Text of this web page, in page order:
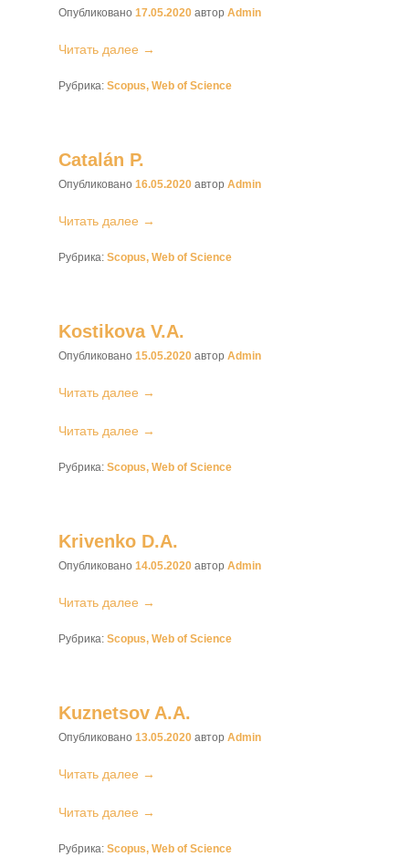
Опубликовано 17.05.2020 автор Admin
Читать далее →
Рубрика: Scopus, Web of Science
Catalán P.
Опубликовано 16.05.2020 автор Admin
Читать далее →
Рубрика: Scopus, Web of Science
Kostikova V.A.
Опубликовано 15.05.2020 автор Admin
Читать далее →
Читать далее →
Рубрика: Scopus, Web of Science
Krivenko D.A.
Опубликовано 14.05.2020 автор Admin
Читать далее →
Рубрика: Scopus, Web of Science
Kuznetsov A.A.
Опубликовано 13.05.2020 автор Admin
Читать далее →
Читать далее →
Рубрика: Scopus, Web of Science